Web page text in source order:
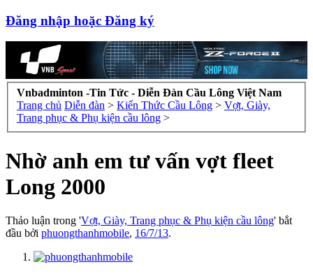
Đăng nhập hoặc Đăng ký
Vnbadminton -Tin Tức - Diễn Đàn Cầu Lông Việt Nam
Trang chủ Diễn đàn > Kiến Thức Cầu Lông > Vợt, Giày,
Trang phục & Phụ kiện cầu lông >
Nhờ anh em tư vấn vợt fleet
Long 2000
Thảo luận trong 'Vợt, Giày, Trang phục & Phụ kiện cầu lông' bắt
đầu bởi phuongthanhmobile, 16/7/13.